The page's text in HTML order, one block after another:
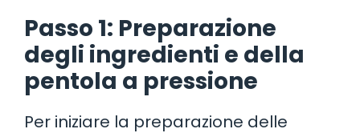
Passo 1: Preparazione
degli ingredienti e della
pentola a pressione
Per iniziare la preparazione delle